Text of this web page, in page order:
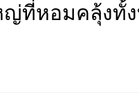
ญ่ที่หอมคลุ้งทั้